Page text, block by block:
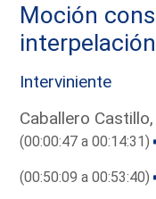
Moción
Interviniente
Caballero
(00:00:47 a 00:14:31)
(00:50:09 a 00:53:40)